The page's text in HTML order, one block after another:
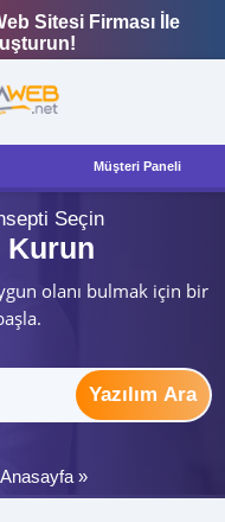
Sitesi Firması İle
Müşteri Paneli
Seçin
Kurun
olanı bulmak için bir
Yazılım Ara
Anasayfa »